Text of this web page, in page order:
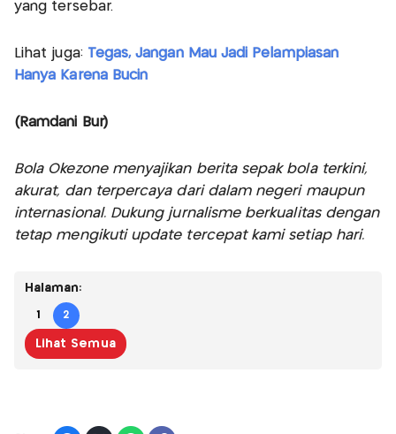
yang tersebar.
Lihat juga: Tegas, Jangan Mau Jadi Pelampiasan
Hanya Karena Bucin
(Ramdani Bur)
Bola Okezone menyajikan berita sepak bola terkini,
akurat, dan terpercaya dari dalam negeri maupun
internasional. Dukung jurnalisme berkualitas dengan
tetap mengikuti update tercepat kami setiap hari.
Halaman:
1 2
Lihat Semua